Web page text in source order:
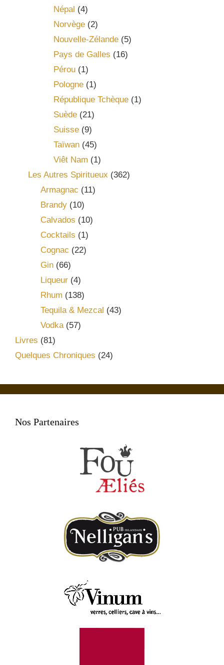
Népal (4)
Norvège(2)
Nouvelle-Zélande(5)
Pays de Galles (16)
Pérou(1)
Pologne(1)
République Tchèque(1)
Suède(21)
Suisse(9)
Taïwan(45)
Viêt Nam (1)
Les Autres Spiritueux (362)
Armagnac (11)
Brandy (10)
Calvados (10)
Cocktails (1)
Cognac (22)
Gin (66)
Liqueur (4)
Rhum (138)
Tequila & Mezcal (43)
Vodka(57)
Livres (81)
Quelques Chroniques (24)
Nos Partenaires